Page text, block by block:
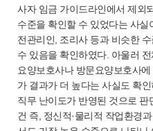
사자 임금 가이드라인에서 제외
수준을 확인할 수 있었다는 사
전관리인, 조리사 등과 비슷한
수 있음을 확인하였다. 아울러
요양보호사나 방문요양보호사
가 결과가 더 높다는 사실도 확
직무 난이도가 반영된 것으로
건 즉, 정신적·물리적 작업환경